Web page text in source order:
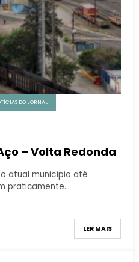
DO JORNAL
– Volta Redonda
atual município até
praticamente…
LER MAIS